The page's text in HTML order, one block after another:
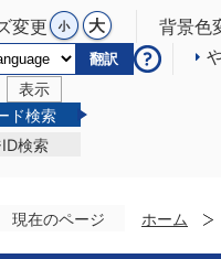
変更 背景色
翻訳
表示
ド検索
検索
現在のページ ホーム